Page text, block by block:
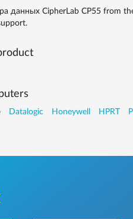
данных CipherLab CP55 from
Datalogic Honeywell HPRT